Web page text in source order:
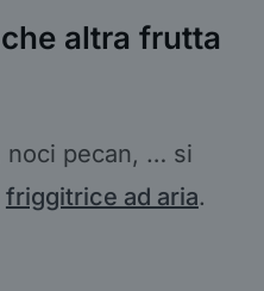
altra frutta
noci pecan, … si
friggitrice ad aria.